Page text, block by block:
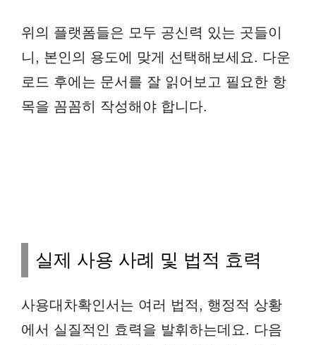
위의 플랫폼들은 모두 공신력 있는 곳들이
니, 본인의 용도에 맞게 선택해보세요. 다운
로드 후에는 문서를 잘 읽어보고 필요한 항
목을 꼼꼼히 작성해야 합니다.
실제 사용 사례 및 법적 효력
사용대차확인서는 여러 법적, 행정적 상황
에서 실질적인 효력을 발휘하는데요. 다음